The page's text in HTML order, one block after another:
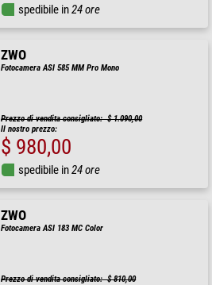
spedibile in24 ore
ZWO
Fotocamera ASI 585 MM Pro Mono
Prezzo di vendita consigliato: $ 1.090,00
Il nostro prezzo:
$ 980,00
spedibile in24 ore
ZWO
Fotocamera ASI 183 MC Color
Prezzo di vendita consigliato: $ 810,00